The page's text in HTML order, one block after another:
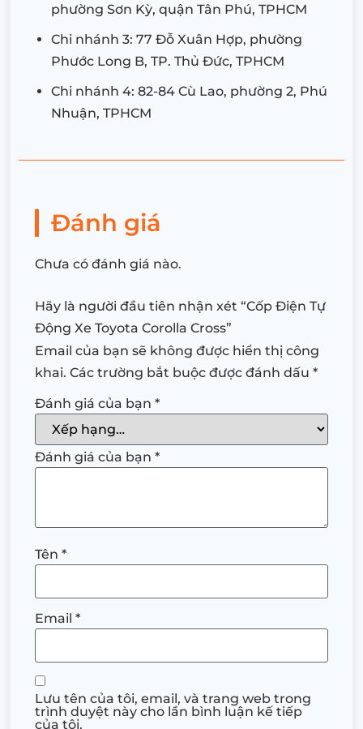
phường Sơn Kỳ, quận Tân Phú, TPHCM
Chi nhánh 3: 77 Đỗ Xuân Hợp, phường
Phước Long B, TP. Thủ Đức, TPHCM
Chi nhánh 4: 82-84 Cù Lao, phường 2, Phú
Nhuận, TPHCM
Đánh giá
Chưa có đánh giá nào.
Hãy là người đầu tiên nhận xét “Cốp Điện Tự
Động Xe Toyota Corolla Cross”
Email của bạn sẽ không được hiển thị công
khai. Các trường bắt buộc được đánh dấu *
Đánh giá của bạn *
Đánh giá của bạn *
Tên *
Email *
Lưu tên của tôi, email, và trang web trong
trình duyệt này cho lần bình luận kế tiếp
của tôi.